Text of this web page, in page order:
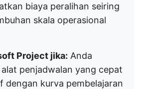
biaya peralihan seiring
skala operasional
Project jika: Anda
penjadwalan yang cepat
dengan kurva pembelajaran